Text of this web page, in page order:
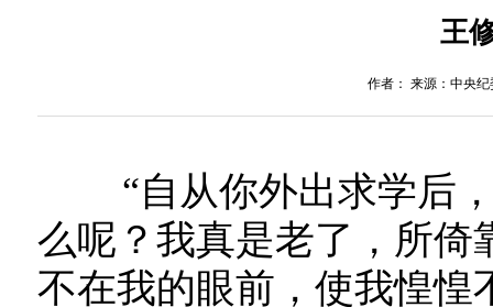
王
作者： 来源：中央纪
“自从你外出求学后
么呢？我真是老了，所倚
不在我的眼前，使我惶惶